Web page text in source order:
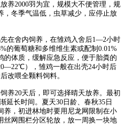
2000羽为宜，规模大不便管理，规
，冬季气温低，虫草减少，应停止放
舍内饲养，在雏鸡入舍后1—2小时
的葡萄糖和多维维生素或配制0.01%
的体质，缓解应急反应，便于胎粪的
），雏鸡一般在出壳24小时后
改喂全颗料饲料。
20天后，即可选择晴天放养。最初
延长时间。夏天30日龄、春秋35日
养，初进林地时要用尼龙网限制在小
丝网围栏分区轮放，放一周换一块地